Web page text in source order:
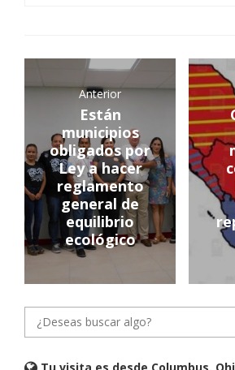
Anterior
Están
municipios
obligados por
Ley a hacer
reglamento
general de
equilibrio
ecológico